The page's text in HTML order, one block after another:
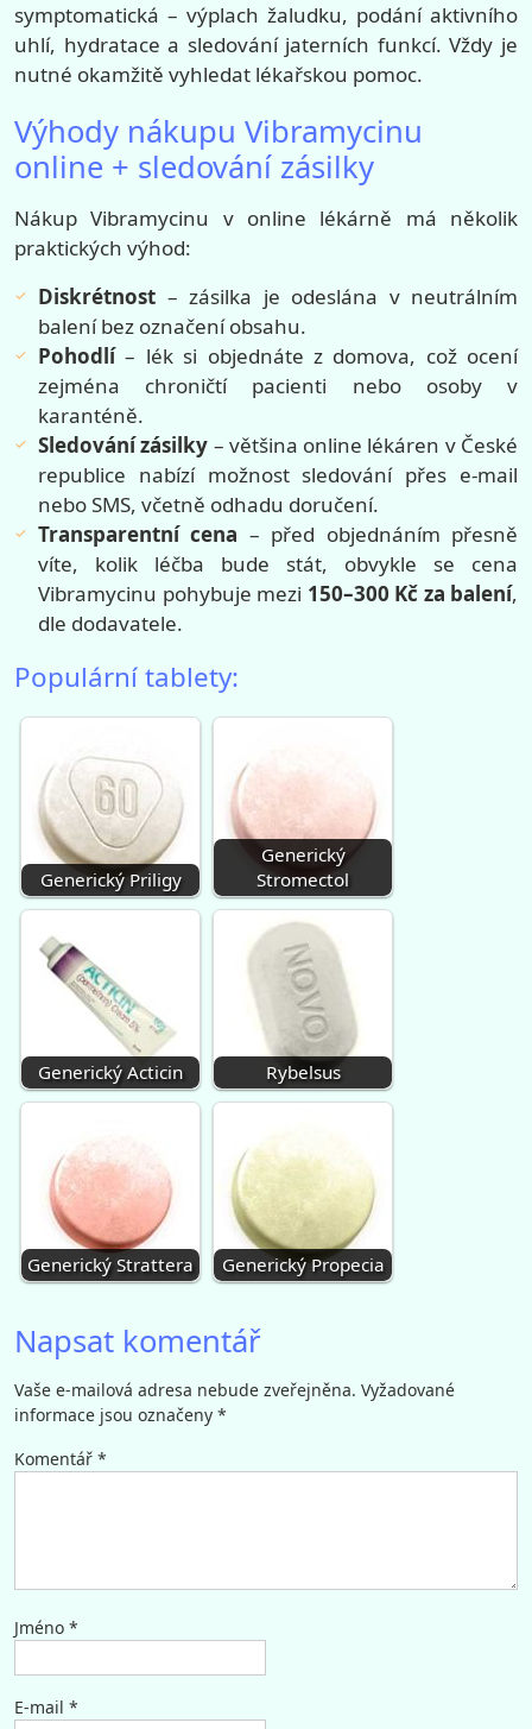
symptomatická – výplach žaludku, podání aktivního
uhlí, hydratace a sledování jaterních funkcí. Vždy je
nutné okamžitě vyhledat lékařskou pomoc.
Výhody nákupu Vibramycinu
online + sledování zásilky
Nákup Vibramycinu v online lékárně má několik
praktických výhod:
Diskrétnost – zásilka je odeslána v neutrálním
balení bez označení obsahu.
Pohodlí– lék si objednáte z domova, což ocení
zejména chroničtí pacienti nebo osoby v
karanténě.
Sledování zásilky – většina online lékáren v České
republice nabízí možnost sledování přes e-mail
nebo SMS, včetně odhadu doručení.
Transparentní cena – před objednáním přesně
víte, kolik léčba bude stát, obvykle se cena
Vibramycinu pohybuje mezi 150–300 Kč za balení,
dle dodavatele.
Populární tablety:
Generický Priligy
Generický
Stromectol
Generický Acticin Rybelsus
Generický Strattera Generický Propecia
Napsat komentář
Vaše e-mailová adresa nebude zveřejněna. Vyžadované
informace jsou označeny *
Komentář *
Jméno *
E-mail *